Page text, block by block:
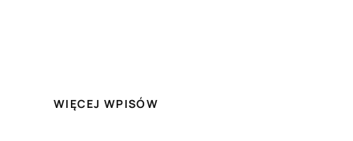
WIĘCEJ WPISÓW